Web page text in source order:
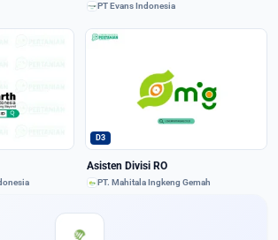
PT Evans Indonesia
D3
Asisten Divisi RO
PT. Mahitala Ingkeng Gemah